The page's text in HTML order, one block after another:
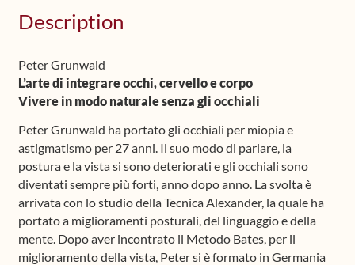
(Italiano)
Description
Peter Grunwald
L’arte di integrare occhi, cervello e corpo
Vivere in modo naturale senza gli occhiali
Peter Grunwald ha portato gli occhiali per miopia e
astigmatismo per 27 anni. Il suo modo di parlare, la
postura e la vista si sono deteriorati e gli occhiali sono
diventati sempre più forti, anno dopo anno. La svolta è
arrivata con lo studio della Tecnica Alexander, la quale ha
portato a miglioramenti posturali, del linguaggio e della
mente. Dopo aver incontrato il Metodo Bates, per il
miglioramento della vista, Peter si è formato in Germania